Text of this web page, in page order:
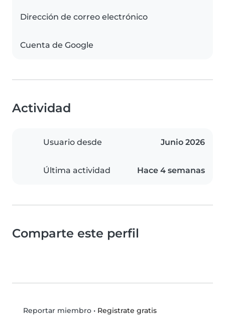
Dirección de correo electrónico
Cuenta de Google
Actividad
Usuario desde Junio 2026
Última actividad Hace 4 semanas
Comparte este perfil
Reportar miembro• Registrate gratis